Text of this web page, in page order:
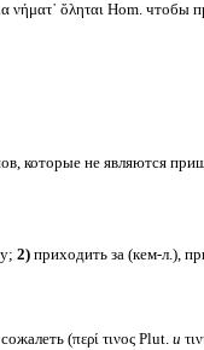
νήματ᾽ ὄληται Hom. чтобы
которые не являются
2)приходить за (кем-л.),
(περί τινος Plut. и